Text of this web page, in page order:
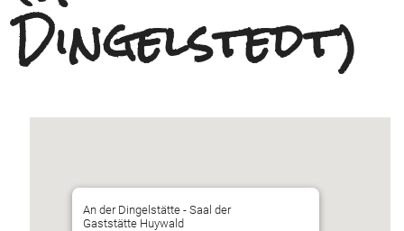
Dingelstedt)
An der Dingelstätte - Saal der
Gaststätte Huywald